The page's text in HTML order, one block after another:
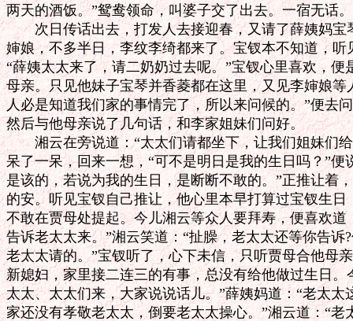
两天的酒饭。”鸳鸯领命，叫婆子交了出去。一宿无话。
次日传话出去，打发人去接迎春，又请了薛姨妈宝
婶娘，不多半日，李纹李绮都来了。宝钗本不知道，
“薛姨太太来了，请二奶奶过去呢。”宝钗心里喜欢，便
母亲。只见他妹子宝琴并香菱都在这里，又见李婶娘等
人必是知道我们家的事情完了，所以来问候的。”便去
然后与他母亲说了几句话，和李家姐妹们问好。
湘云在旁说道：“太太们请都坐下，让我们姐妹们给
呆了一呆，回来一想，“可不是明日是我的生日吗？”便
是该的，若说为我的生日，是断断不敢的。”正推让着
的安。听见宝钗自己推让，他心里本早打算过宝钗生
不敢在贾母处提起。今儿湘云等众人要拜寿，便喜欢道
告诉老太太来。”湘云笑道：“扯臊，老太太还等你告诉
老太太请的。”宝钗听了，心下未信，只听贾母合他母
新媳妇，家里接二连三的有事，总没有给他做过生日
太太、太太们来，大家说说话儿。”薛姨妈道：“老太太
家还没有孝敬老太太，倒要老太太操心。”湘云道：“老